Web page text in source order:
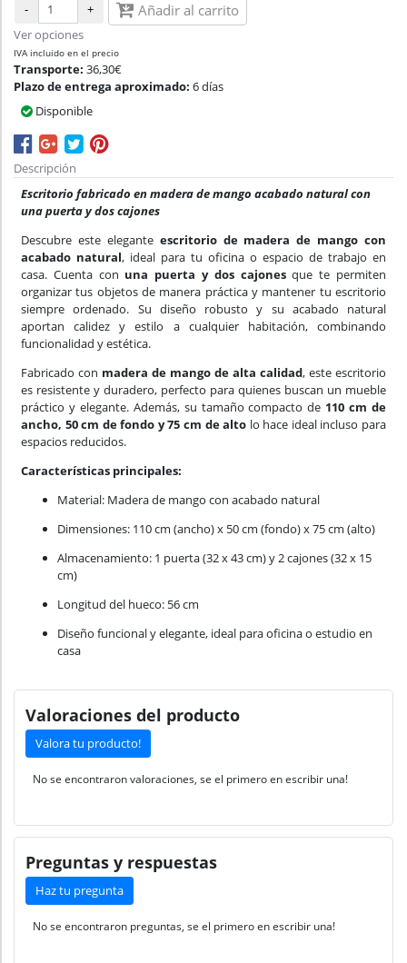
- + Añadir al carrito
Ver opciones
IVA incluido en el precio
Transporte: 36,30€
Plazo de entrega aproximado: 6 días
Disponible
Descripción
Escritorio fabricado en madera de mango acabado natural con
una puerta y dos cajones
Descubre este elegante escritorio de madera de mango con
acabado natural, ideal para tu oficina o espacio de trabajo en
casa. Cuenta con una puerta y dos cajonesque te permiten
organizar tus objetos de manera práctica y mantener tu escritorio
siempre ordenado. Su diseño robusto y su acabado natural
aportan calidez y estilo a cualquier habitación, combinando
funcionalidad y estética.
Fabricado con madera de mango de alta calidad, este escritorio
es resistente y duradero, perfecto para quienes buscan un mueble
práctico y elegante. Además, su tamaño compacto de 110 cm de
ancho, 50 cm de fondo y 75 cm de alto lo hace ideal incluso para
espacios reducidos.
Características principales:
Material: Madera de mango con acabado natural
Dimensiones: 110 cm (ancho) x 50 cm (fondo) x 75 cm (alto)
Almacenamiento: 1 puerta (32 x 43 cm) y 2 cajones (32 x 15
cm)
Longitud del hueco: 56 cm
Diseño funcional y elegante, ideal para oficina o estudio en
casa
Valoraciones del producto
Valora tu producto!
No se encontraron valoraciones, se el primero en escribir una!
Preguntas y respuestas
Haz tu pregunta
No se encontraron preguntas, se el primero en escribir una!